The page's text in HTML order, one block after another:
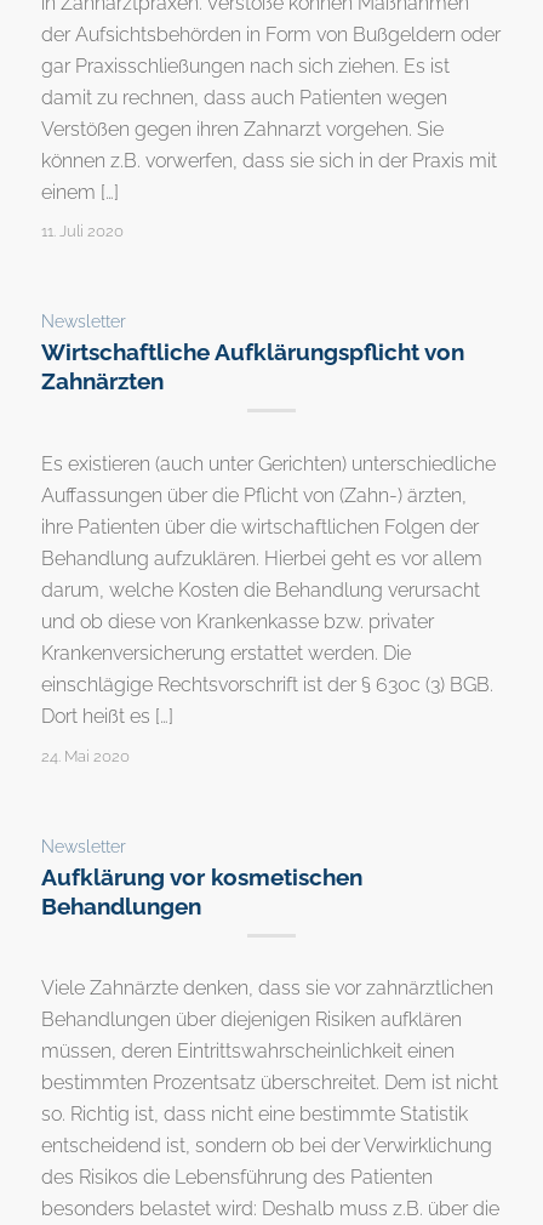
der Aufsichtsbehörden in Form von Bußgeldern oder
gar Praxisschließungen nach sich ziehen. Es ist
damit zu rechnen, dass auch Patienten wegen
Verstößen gegen ihren Zahnarzt vorgehen. Sie
können z.B. vorwerfen, dass sie sich in der Praxis mit
einem […]
11. Juli 2020
Newsletter
Wirtschaftliche Aufklärungspflicht von
Zahnärzten
Es existieren (auch unter Gerichten) unterschiedliche
Auffassungen über die Pflicht von (Zahn-) ärzten,
ihre Patienten über die wirtschaftlichen Folgen der
Behandlung aufzuklären. Hierbei geht es vor allem
darum, welche Kosten die Behandlung verursacht
und ob diese von Krankenkasse bzw. privater
Krankenversicherung erstattet werden. Die
einschlägige Rechtsvorschrift ist der § 630c (3) BGB.
Dort heißt es […]
24. Mai 2020
Newsletter
Aufklärung vor kosmetischen
Behandlungen
Viele Zahnärzte denken, dass sie vor zahnärztlichen
Behandlungen über diejenigen Risiken aufklären
müssen, deren Eintrittswahrscheinlichkeit einen
bestimmten Prozentsatz überschreitet. Dem ist nicht
so. Richtig ist, dass nicht eine bestimmte Statistik
entscheidend ist, sondern ob bei der Verwirklichung
des Risikos die Lebensführung des Patienten
besonders belastet wird: Deshalb muss z.B. über die